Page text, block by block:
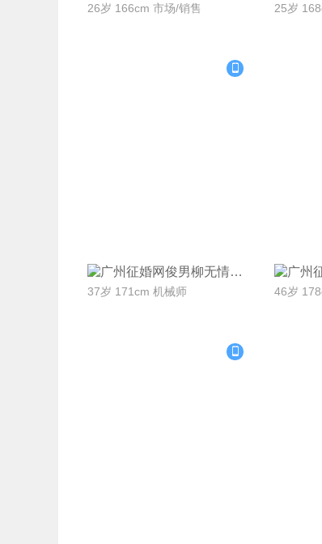
26岁 166cm 市场/销售 25岁
联系Ta 柳无情
37岁 171cm 机械师 46岁